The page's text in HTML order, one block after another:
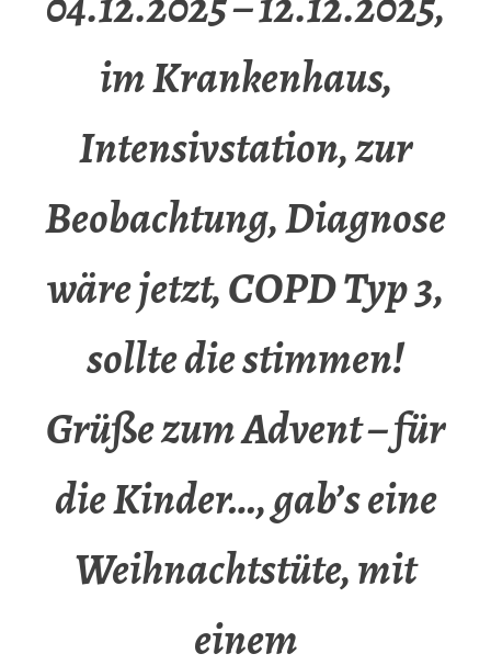
im Krankenhaus,
Intensivstation, zur
Beobachtung, Diagnose
wäre jetzt, COPD Typ 3,
sollte die stimmen!
Grüße zum Advent – für
die Kinder…, gab’s eine
Weihnachtstüte, mit
einem